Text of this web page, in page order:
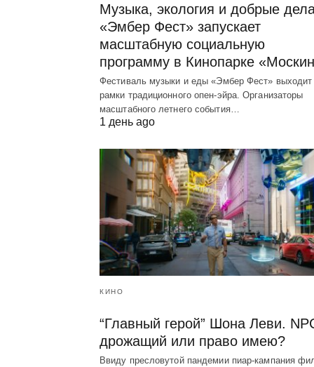
Музыка, экология и добрые
«Эмбер Фест» запускает
масштабную социальную
программу в Кинопарке
Фестиваль музыки и еды «Эмбер Фест» выходит
рамки традиционного опен-эйра. Организаторы
масштабного летнего события…
1 день ago
КИНО
“Главный герой” Шона Леви.
дрожащий или право имею?
Ввиду пресловутой пандемии пиар-кампания